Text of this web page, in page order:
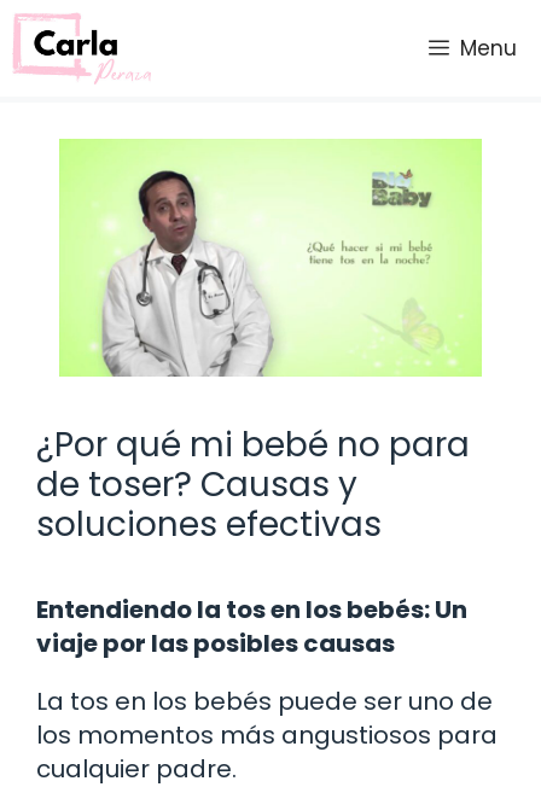
Saltar
al
contenido
Menu
¿Por qué mi bebé no para
de toser? Causas y
soluciones efectivas
Entendiendo la tos en los bebés: Un
viaje por las posibles causas
La tos en los bebés puede ser uno de
los momentos más angustiosos para
cualquier padre.